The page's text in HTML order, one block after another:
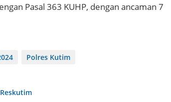
Pasal 363 KUHP, dengan ancaman 7
Polres Kutim